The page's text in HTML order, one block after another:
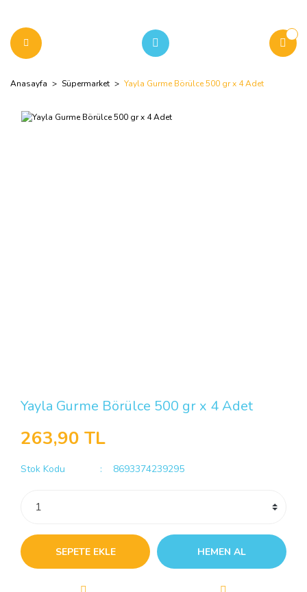
Anasayfa Süpermarket Yayla Gurme Börülce 500 gr x 4 Adet
Yayla Gurme Börülce 500 gr x 4 Adet
263,90 TL
Stok Kodu 8693374239295
SEPETE EKLE HEMEN AL